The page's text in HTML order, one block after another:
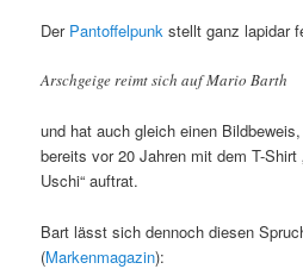
Der Pantoffelpunk stellt ganz lapidar
Arschgeige reimt sich auf Mario Barth
und hat auch gleich einen
bereits vor 20 Jahren mit dem T-
Uschi“ auftrat.
Bart lässt sich dennoch diesen
(Markenmagazin):